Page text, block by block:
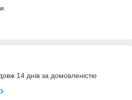
14 днів за домовленістю